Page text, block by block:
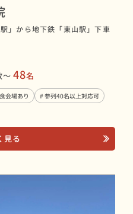
」から地下鉄「東山駅」下車
〜 48名
会場あり
# 参列40名以上対応可
見る